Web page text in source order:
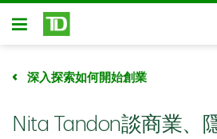
略過進入主要內容
開放式房屋貸款
深入探索如何開始創業
Nita Tandon談商業、